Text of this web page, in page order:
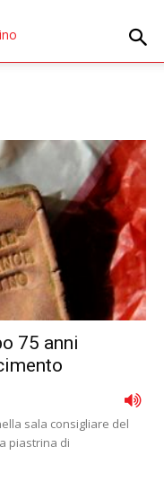
75 anni
sala consigliare del
piastrina di